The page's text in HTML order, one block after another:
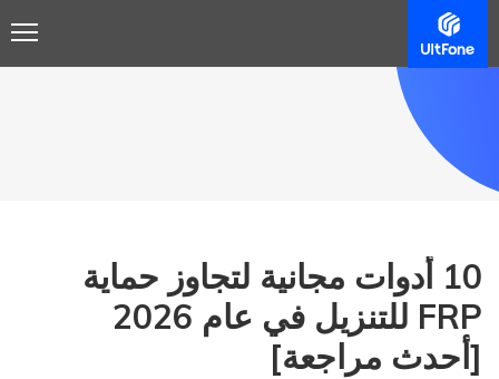
10 أدوات مجانية لتجاوز حماية
FRP للتنزيل في عام 2026
[أحدث مراجعة]